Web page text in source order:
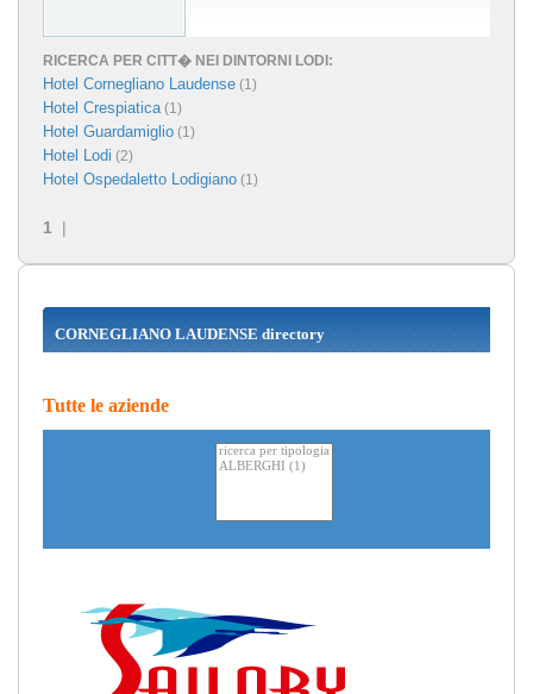
RICERCA PER CITT� NEI DINTORNI LODI:
Hotel Cornegliano Laudense (1)
Hotel Crespiatica(1)
Hotel Guardamiglio (1)
Hotel Lodi (2)
Hotel Ospedaletto Lodigiano (1)
1 |
CORNEGLIANO LAUDENSE directory
Tutte le aziende